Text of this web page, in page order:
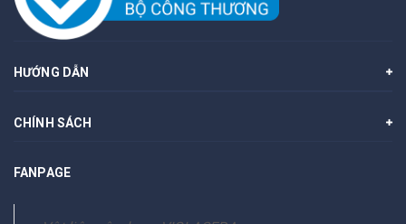
HƯỚNG DẪN
CHÍNH SÁCH
FANPAGE